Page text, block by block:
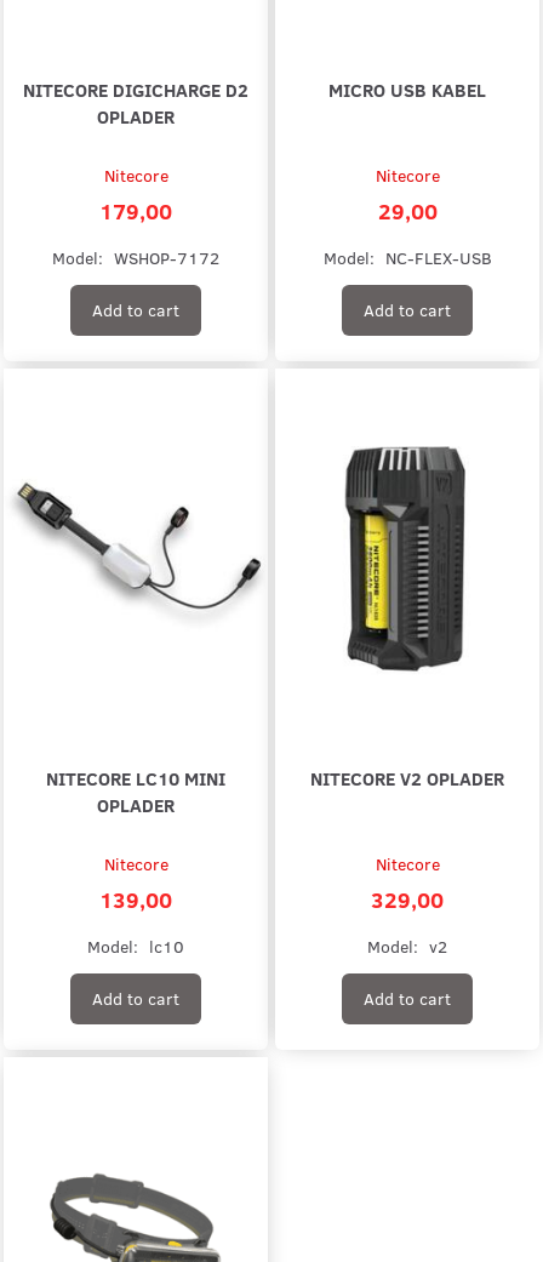
NITECORE DIGICHARGE D2
OPLADER
Nitecore
179,00
Model: WSHOP-7172
Add to cart
MICRO USB KABEL
Nitecore
29,00
Model: NC-FLEX-USB
Add to cart
NITECORE LC10 MINI
OPLADER
Nitecore
139,00
Model: lc10
Add to cart
NITECORE V2 OPLADER
Nitecore
329,00
Model: v2
Add to cart